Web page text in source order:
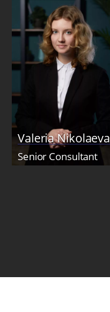
Valeria Nikolaeva
Senior Consultant